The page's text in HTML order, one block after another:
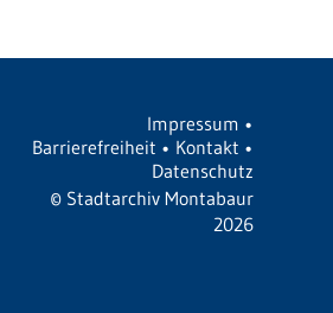
Impressum •
Barrierefreiheit • Kontakt •
Datenschutz
© Stadtarchiv Montabaur
2026